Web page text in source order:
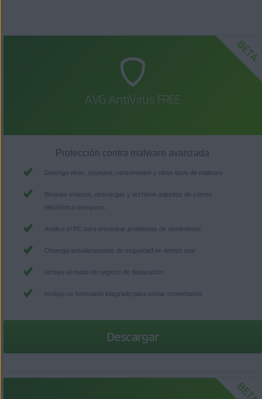
AVG AntiVirus FREE
Protección contra malware avanzada
Detenga virus, spyware, ransomware y otros tipos de malware
Bloquee enlaces, descargas y archivos adjuntos de correo
electrónico inseguros
Analice el PC para encontrar problemas de rendimiento
Obtenga actualizaciones de seguridad en tiempo real
Incluye el modo de registro de depuración
Incluye un formulario integrado para enviar comentarios
Descargar